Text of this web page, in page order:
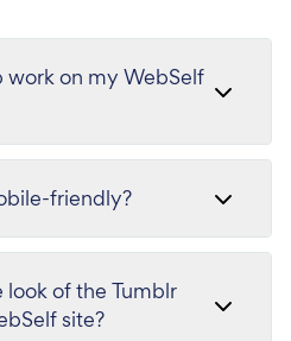
work on my WebSelf
friendly?
look of the Tumblr
site?